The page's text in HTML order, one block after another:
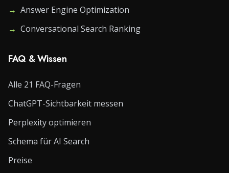
→ Answer Engine Optimization
→ Conversational Search Ranking
FAQ & Wissen
Alle 21 FAQ-Fragen
ChatGPT-Sichtbarkeit messen
Perplexity optimieren
Schema für AI Search
Preise